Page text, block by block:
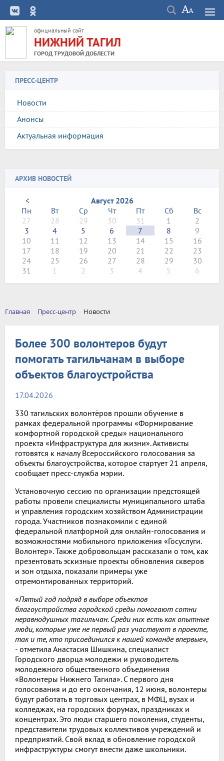
официальный сайт
НИЖНИЙ ТАГИЛ
ГОРОД ТРУДОВОЙ ДОБЛЕСТИ
ПРЕСС-ЦЕНТР
Новости
Анонсы
Актуальная информация
АРХИВ НОВОСТЕЙ
<
Август 2026
Пн
Вт Ср Чт Пт Сб
Вс
27
28 29 30 31 1
2
3
4 5 6 7 8
9
10
11 12 13 14 15
16
17
18 19 20 21 22
23
24
25 26 27 28 29
30
31
1 2 3 4 5 6
Главная Пресс-центр Новости
Более 300 волонтеров будут
помогать тагильчанам в выборе
объектов благоустройства
17.04.2026
330 тагильских волонтёров прошли обучение в
рамках федеральной программы «Формирование
комфортной городской среды» национального
проекта «Инфраструктура для жизни». Активисты
готовятся к началу Всероссийского голосования за
объекты благоустройства, которое стартует 21 апреля,
сообщает пресс-служба мэрии.
Установочную сессию по организации предстоящей
работы провели специалисты муниципального штаба
и управления городским хозяйством Администрации
города. Участников познакомили с единой
федеральной платформой для онлайн-голосования и
возможностями мобильного приложения «Госуслуги.
Волонтер». Также добровольцам рассказали о том, как
презентовать эскизные проекты обновления скверов
и зон отдыха, показали примеры уже
отремонтированных территорий.
«Пятый год подряд в выборе объектов
благоустройства городской среды помогают сотни
неравнодушных тагильчан. Среди них есть как опытные
люди, которые уже не первый раз участвуют в проекте,
так и те, кто присоединился к нашей команде впервые»,
- отметила Анастасия Шишкина, специалист
Городского дворца молодежи и руководитель
молодежного общественного объединения
«Волонтеры Нижнего Тагила». С первого дня
голосования и до его окончания, 12 июня, волонтеры
будут работать в торговых центрах, в МФЦ, вузах и
колледжах, на городских форумах, праздниках и
концентрах. Это люди старшего поколения, студенты,
представители трудовых коллективов учреждений и
предприятий. Свой вклад в обновление городской
инфраструктуры смогут внести даже школьники.